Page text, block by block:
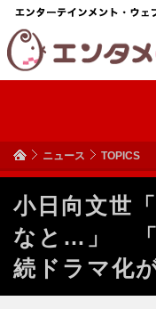
ニュース TOPICS
小日向文世
なと…」 「
続ドラマ化